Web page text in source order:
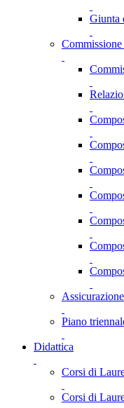
Giunta
Piano
Didattica
Corsi di
Corsi di